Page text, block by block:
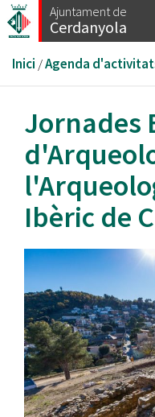
Vés
al
Ajuntament de
Cerdanyola
Esteu
aquí
Inici /Agenda
Jornades
Ibèric de